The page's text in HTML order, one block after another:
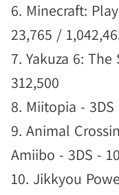
6. Minecraft:
23,765 /
7. Yakuza 6:
312,500
8. Miitopia - 3DS
9. Animal
Amiibo - 3DS -
10. Jikkyou